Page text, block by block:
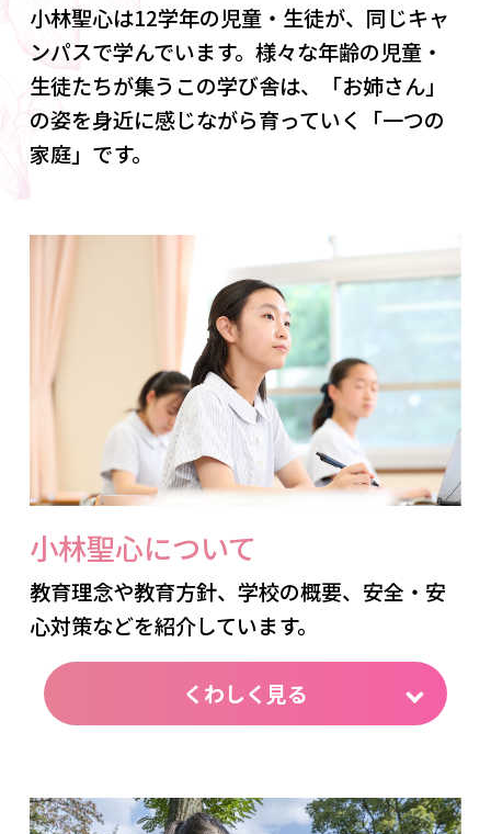
小林聖心は12学年の児童・生徒が、同じキャ
ンパスで学んでいます。様々な年齢の児童・
生徒たちが集うこの学び舎は、「お姉さん」
の姿を身近に感じながら育っていく「一つの
家庭」です。
小林聖心について
教育理念や教育方針、学校の概要、安全・安
心対策などを紹介しています。
くわしく見る